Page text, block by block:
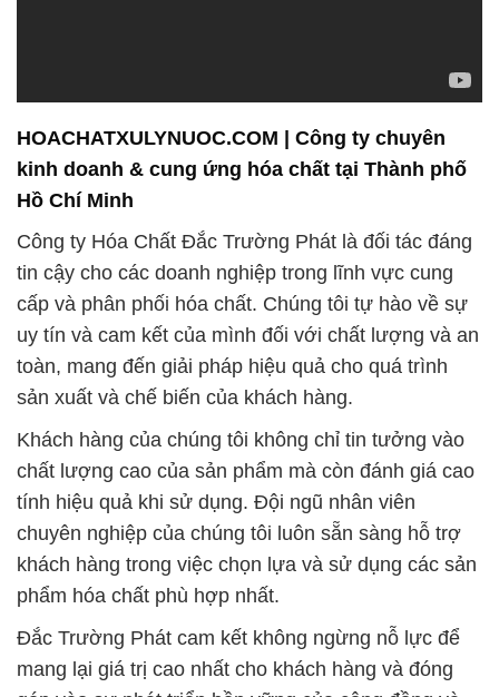
HOACHATXULYNUOC.COM | Công ty chuyên
kinh doanh & cung ứng hóa chất tại Thành phố
Hồ Chí Minh
Công ty Hóa Chất Đắc Trường Phát là đối tác đáng
tin cậy cho các doanh nghiệp trong lĩnh vực cung
cấp và phân phối hóa chất. Chúng tôi tự hào về sự
uy tín và cam kết của mình đối với chất lượng và an
toàn, mang đến giải pháp hiệu quả cho quá trình
sản xuất và chế biến của khách hàng.
Khách hàng của chúng tôi không chỉ tin tưởng vào
chất lượng cao của sản phẩm mà còn đánh giá cao
tính hiệu quả khi sử dụng. Đội ngũ nhân viên
chuyên nghiệp của chúng tôi luôn sẵn sàng hỗ trợ
khách hàng trong việc chọn lựa và sử dụng các sản
phẩm hóa chất phù hợp nhất.
Đắc Trường Phát cam kết không ngừng nỗ lực để
mang lại giá trị cao nhất cho khách hàng và đóng